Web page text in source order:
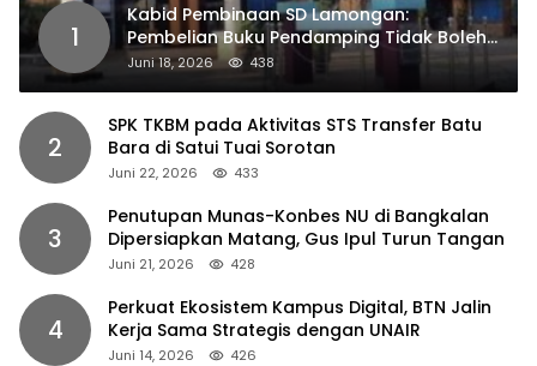
1
Kabid Pembinaan SD Lamongan:
Pembelian Buku Pendamping Tidak Boleh
Dipaksakan
Juni 18, 2026 438
2
SPK TKBM pada Aktivitas STS Transfer Batu
Bara di Satui Tuai Sorotan
Juni 22, 2026 433
3
Penutupan Munas-Konbes NU di Bangkalan
Dipersiapkan Matang, Gus Ipul Turun Tangan
Juni 21, 2026 428
4
Perkuat Ekosistem Kampus Digital, BTN Jalin
Kerja Sama Strategis dengan UNAIR
Juni 14, 2026 426